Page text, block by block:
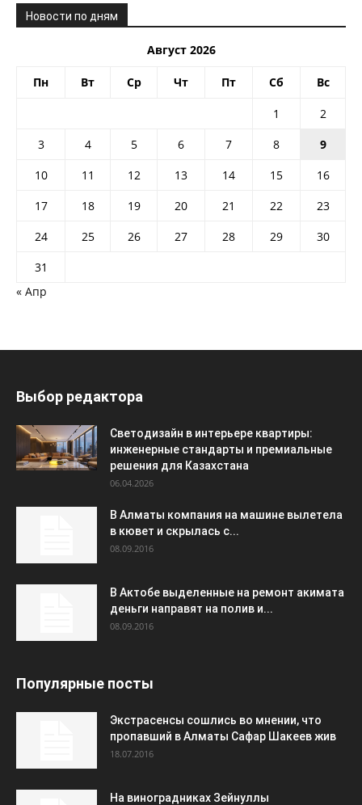
Новости по дням
Август 2026
Пн Вт Ср Чт Пт Сб Вс
1
2
3
4 5 6 7 8
9
10
11 12 13 14 15
16
17
18 19 20 21 22
23
24
25 26 27 28 29
30
31
« Апр
Выбор редактора
Светодизайн в интерьере квартиры:
инженерные стандарты и премиальные
решения для Казахстана
06.04.2026
В Алматы компания на машине вылетела
в кювет и скрылась с...
08.09.2016
В Актобе выделенные на ремонт акимата
деньги направят на полив и...
08.09.2016
Популярные посты
Экстрасенсы сошлись во мнении, что
пропавший в Алматы Сафар Шакеев жив
18.07.2016
На виноградниках Зейнуллы